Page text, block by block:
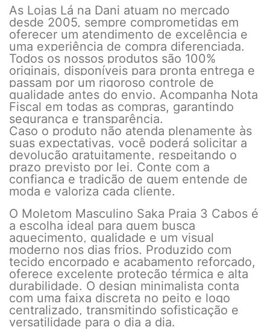
As Lojas Lá na Dani atuam no mercado
desde 2005, sempre comprometidas em
oferecer um atendimento de excelência e
uma experiência de compra diferenciada.
Todos os nossos produtos são 100%
originais, disponíveis para pronta entrega e
passam por um rigoroso controle de
qualidade antes do envio. Acompanha Nota
Fiscal em todas as compras, garantindo
segurança e transparência.
Caso o produto não atenda plenamente às
suas expectativas, você poderá solicitar a
devolução gratuitamente, respeitando o
prazo previsto por lei. Conte com a
confiança e tradição de quem entende de
moda e valoriza cada cliente.
O Moletom Masculino Saka Praia 3 Cabos é
a escolha ideal para quem busca
aquecimento, qualidade e um visual
moderno nos dias frios. Produzido com
tecido encorpado e acabamento reforçado,
oferece excelente proteção térmica e alta
durabilidade. O design minimalista conta
com uma faixa discreta no peito e logo
centralizado, transmitindo sofisticação e
versatilidade para o dia a dia.